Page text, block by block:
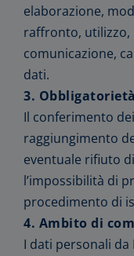
elaborazione,
raffronto, utilizzo,
comunicazione,
dati.
3.
Il conferimento
raggiungimento
eventuale rifiuto
l’impossibilità di
procedimento di
4. Ambito di
I dati personali